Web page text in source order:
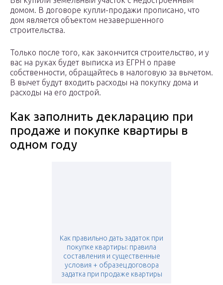
домом. В договоре купли-продажи прописано, что
дом является объектом незавершенного
строительства.
Только после того, как закончится строительство, и у
вас на руках будет выписка из ЕГРН о праве
собственности, обращайтесь в налоговую за вычетом.
В вычет будут входить расходы на покупку дома и
расходы на его дострой.
Как заполнить декларацию при
продаже и покупке квартиры в
одном году
Как правильно дать задаток при
покупке квартиры: правила
составления и существенные
условия + образец договора
задатка при продаже квартиры